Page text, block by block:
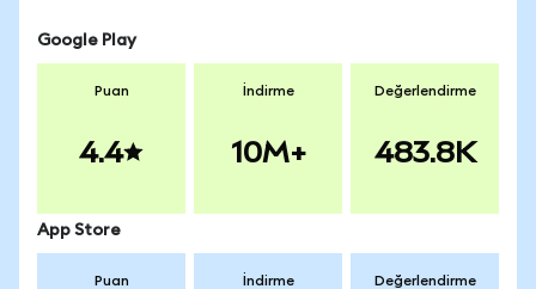
Google Play
Puan
4.4
İndirme
10M+
Değerlendirme
483.8K
App Store
Puan İndirme Değerlendirme